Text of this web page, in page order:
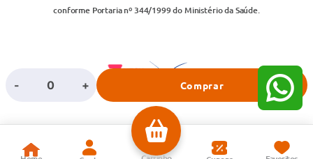
- + Comprar
conforme Portaria nº 344/1999 do Ministério da Saúde.